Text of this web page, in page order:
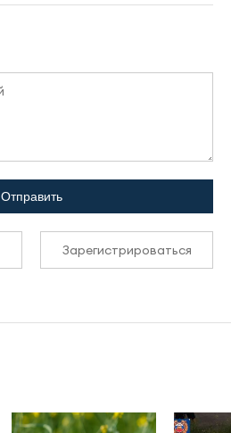
Отправить
Зарегистрироваться